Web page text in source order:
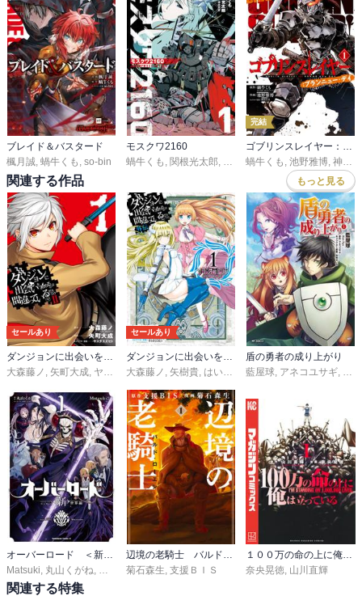
ブレイド＆バスタード
楓月誠 蝸牛くも so-bin
モスクワ2160
蝸牛くも 関根光太郎 神奈月昇
完結
蝸牛くも 池野雅博 神奈月昇
関連する作品 もっと見る
セールあり
ダンジョンに出会いを求めるのは間違っているだろうかII
大森藤ノ , 矢町大成, ヤスダスズヒト
セールあり
ダンジョンに出会いを求めるのは間違っているだろうか 外伝 ソード・オラトリア
大森藤ノ , 矢樹貴, はいむらきよたか ,ヤスダスズヒト
盾の勇者の成り上がり
藍屋球, アネコユサギ, 弥
Matsuki 丸山くがね ｓｏ－ｂｉｎ
菊石森生 支援ＢＩＳ
奈央晃徳 山川直輝
関連する特集